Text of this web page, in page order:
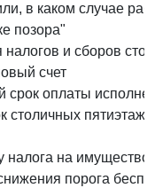
в каком случае
позора"
и сборов
счет
срок оплаты
столичных
налога на
порога